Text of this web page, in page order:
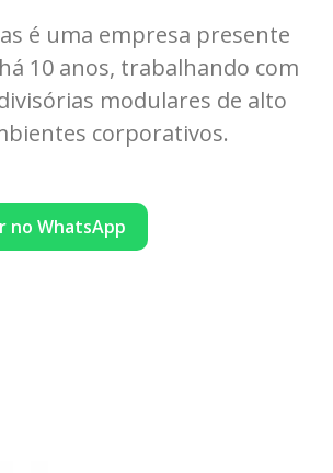
é uma empresa presente
10 anos, trabalhando com
modulares de alto
corporativos.
no WhatsApp